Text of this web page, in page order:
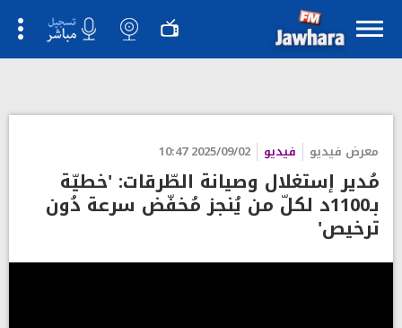
معرض فيديو فيديو 2025/09/02 10:47
مُدير إستغلال وصيانة الطّرقات: 'خطيّة
بـ1100د لكلّ من يُنجز مُخفّض سرعة دُون
ترخيص'